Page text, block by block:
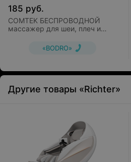
185 руб.
COMTEK БЕСПРОВОДНОЙ
массажер для шеи, плеч и
«BODRO»
Другие товары «Richter»